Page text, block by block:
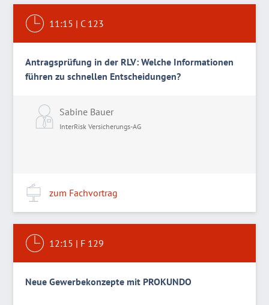
11:15 | C 123
Antragsprüfung in der RLV: Welche Informationen
führen zu schnellen Entscheidungen?
Sabine Bauer
InterRisk Versicherungs-AG
zum Fachvortrag
12:15 | F 129
Neue Gewerbekonzepte mit PROKUNDO